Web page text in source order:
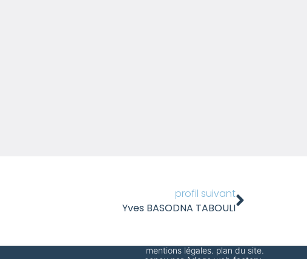
profil suivant
Yves BASODNA TABOULI
mentions légales. plan du site.